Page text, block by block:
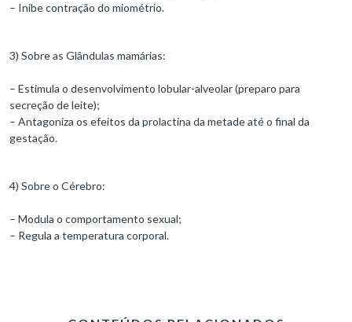
– Inibe contração do miométrio.
3) Sobre as Glândulas mamárias:
– Estimula o desenvolvimento lobular-alveolar (preparo para
secreção de leite);
– Antagoniza os efeitos da prolactina da metade até o final da
gestação.
4) Sobre o Cérebro:
– Modula o comportamento sexual;
– Regula a temperatura corporal.